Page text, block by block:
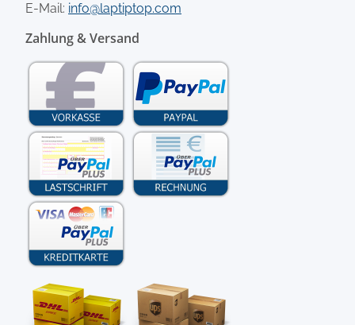
E-Mail: info@laptiptop.com
Zahlung & Versand